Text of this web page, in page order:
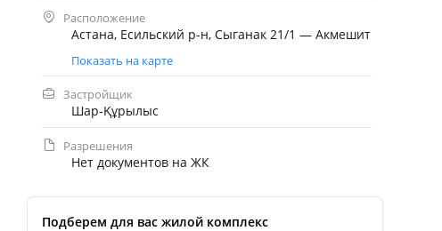
Расположение
Астана, Есильский р-н, Сыганак 21/1 — Акмешит
Показать на карте
Застройщик
Шар-Құрылыс
Разрешения
Нет документов на ЖК
Подберем для вас жилой комплекс